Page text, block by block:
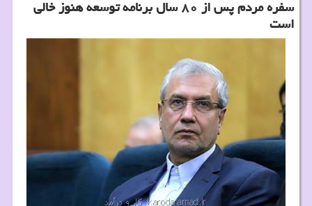
سفره مردم پس از ۸۰ سال برنامه توسعه هنوز خالی
است